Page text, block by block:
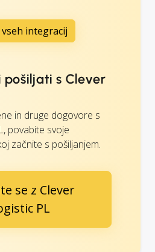
integracij
s Clever
in druge dogovore s
povabite svoje
začnite s pošiljanjem.
se z Clever
PL